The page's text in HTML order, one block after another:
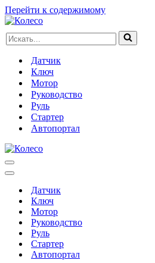
Перейти к содержимому
Искать...
Датчик
Ключ
Мотор
Руководство
Руль
Стартер
Автопортал
Меню
навигации
Меню
навигацииДатчик
Ключ
Мотор
Руководство
Руль
Стартер
Автопортал